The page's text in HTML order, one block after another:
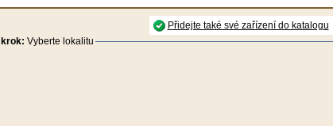
Přidejte také své zařízení do katalogu
krok: Vyberte lokalitu